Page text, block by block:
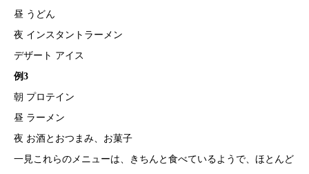
昼 うどん
夜 インスタントラーメン
デザート アイス
例3
朝 プロテイン
昼 ラーメン
夜 お酒とおつまみ、お菓子
一見これらのメニューは、きちんと食べているようで、ほとんど